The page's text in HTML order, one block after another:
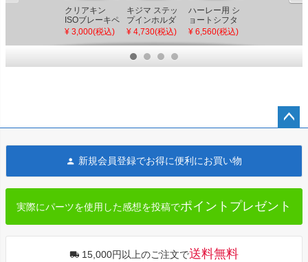
クリアキン
ISOブレーキペ
ダルパッド 補
¥ 3,000(税込)
キジマ ステッ
プインホルダ
ー ブラック
¥ 4,730(税込)
ハーレー用 シ
ョートシフタ
ーペグ (ブラッ
¥ 6,560(税込)
ントホース
へ
新規会員登録でお得に便利にお買い物
実際にパーツを使用した感想を投稿でポイントプレゼント
15,000円以上のご注文で送料無料